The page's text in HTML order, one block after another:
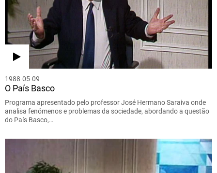
1988-05-09
O País Basco
Programa apresentado pelo professor José Hermano Saraiva onde
analisa fenómenos e problemas da sociedade, abordando a questão
do País Basco,…